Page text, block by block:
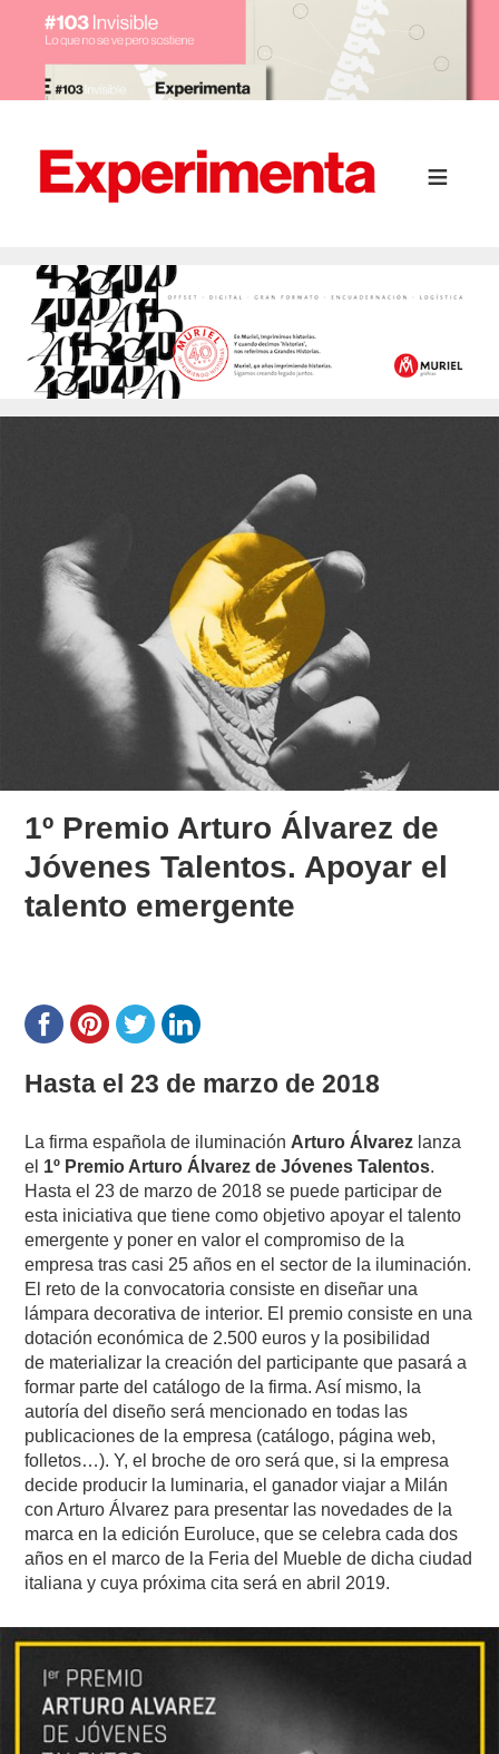
1º Premio Arturo Álvarez de
Jóvenes Talentos. Apoyar el
talento emergente
Hasta el 23 de marzo de 2018
La firma española de iluminación Arturo Álvarez lanza
el 1º Premio Arturo Álvarez de Jóvenes Talentos.
Hasta el 23 de marzo de 2018 se puede participar de
esta iniciativa que tiene como objetivo apoyar el talento
emergente y poner en valor el compromiso de la
empresa tras casi 25 años en el sector de la iluminación.
El reto de la convocatoria consiste en diseñar una
lámpara decorativa de interior. El premio consiste en una
dotación económica de 2.500 euros y la posibilidad
de materializar la creación del participante que pasará a
formar parte del catálogo de la firma. Así mismo, la
autoría del diseño será mencionado en todas las
publicaciones de la empresa (catálogo, página web,
folletos…). Y, el broche de oro será que, si la empresa
decide producir la luminaria, el ganador viajar a Milán
con Arturo Álvarez para presentar las novedades de la
marca en la edición Euroluce, que se celebra cada dos
años en el marco de la Feria del Mueble de dicha ciudad
italiana y cuya próxima cita será en abril 2019.